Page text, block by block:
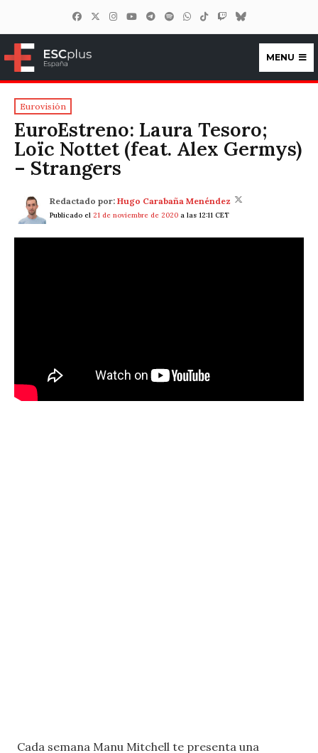
ESCplus España
MENU
Eurovisión
EuroEstreno: Laura Tesoro;
Loïc Nottet (feat. Alex Germys)
– Strangers
Redactado por: Hugo Carabaña Menéndez
Publicado el 21 de noviembre de 2020 a las 12:11 CET
Cada semana Manu Mitchell te presenta una